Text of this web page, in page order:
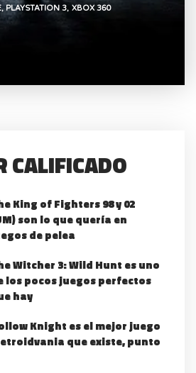
PLAYSTATION 3 XBOX 360
CALIFICADO
King of Fighters 98 y 02
son lo que quería en
de pelea
Witcher 3: Wild Hunt es uno
los pocos juegos perfectos
hay
Knight es el mejor juego
que existe, punto